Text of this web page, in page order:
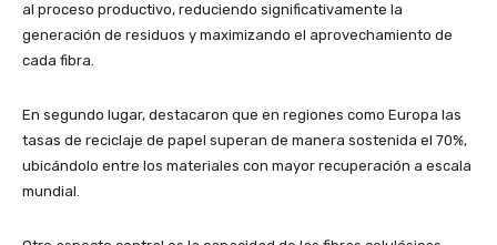
al proceso productivo, reduciendo significativamente la
generación de residuos y maximizando el aprovechamiento de
cada fibra.
En segundo lugar, destacaron que en regiones como Europa las
tasas de reciclaje de papel superan de manera sostenida el 70%,
ubicándolo entre los materiales con mayor recuperación a escala
mundial.